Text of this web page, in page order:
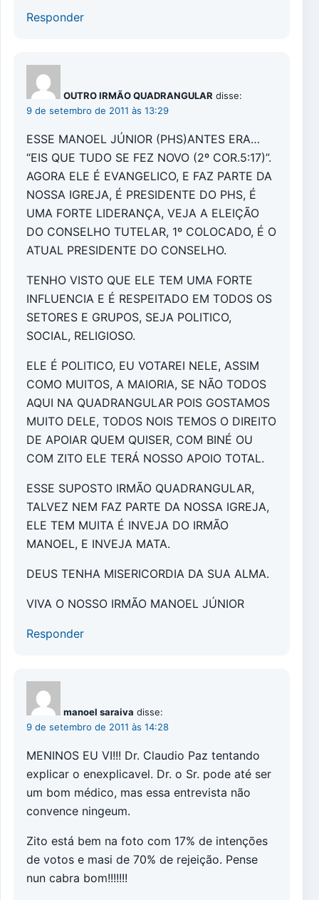
Responder
OUTRO IRMÃO QUADRANGULAR disse:
9 de setembro de 2011 às 13:29
ESSE MANOEL JÚNIOR (PHS)ANTES ERA…
“EIS QUE TUDO SE FEZ NOVO (2º COR.5:17)”.
AGORA ELE É EVANGELICO, E FAZ PARTE DA
NOSSA IGREJA, É PRESIDENTE DO PHS, É
UMA FORTE LIDERANÇA, VEJA A ELEIÇÃO
DO CONSELHO TUTELAR, 1º COLOCADO, É O
ATUAL PRESIDENTE DO CONSELHO.
TENHO VISTO QUE ELE TEM UMA FORTE
INFLUENCIA E É RESPEITADO EM TODOS OS
SETORES E GRUPOS, SEJA POLITICO,
SOCIAL, RELIGIOSO.
ELE É POLITICO, EU VOTAREI NELE, ASSIM
COMO MUITOS, A MAIORIA, SE NÃO TODOS
AQUI NA QUADRANGULAR POIS GOSTAMOS
MUITO DELE, TODOS NOIS TEMOS O DIREITO
DE APOIAR QUEM QUISER, COM BINÉ OU
COM ZITO ELE TERÁ NOSSO APOIO TOTAL.
ESSE SUPOSTO IRMÃO QUADRANGULAR,
TALVEZ NEM FAZ PARTE DA NOSSA IGREJA,
ELE TEM MUITA É INVEJA DO IRMÃO
MANOEL, E INVEJA MATA.
DEUS TENHA MISERICORDIA DA SUA ALMA.
VIVA O NOSSO IRMÃO MANOEL JÚNIOR
Responder
manoel saraiva disse:
9 de setembro de 2011 às 14:28
MENINOS EU VI!!! Dr. Claudio Paz tentando
explicar o enexplicavel. Dr. o Sr. pode até ser
um bom médico, mas essa entrevista não
convence ningeum.
Zito está bem na foto com 17% de intenções
de votos e masi de 70% de rejeição. Pense
nun cabra bom!!!!!!!